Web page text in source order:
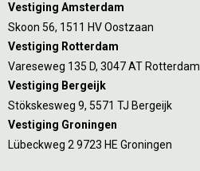
Vestiging Amsterdam
Skoon 56, 1511 HV Oostzaan
Vestiging Rotterdam
Vareseweg 135 D, 3047 AT Rotterdam
Vestiging Bergeijk
Stökskesweg 9, 5571 TJ Bergeijk
Vestiging Groningen
Lübeckweg 2 9723 HE Groningen